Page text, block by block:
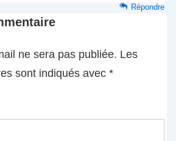
Répondre
ne sera pas publiée. Les
sont indiqués avec *